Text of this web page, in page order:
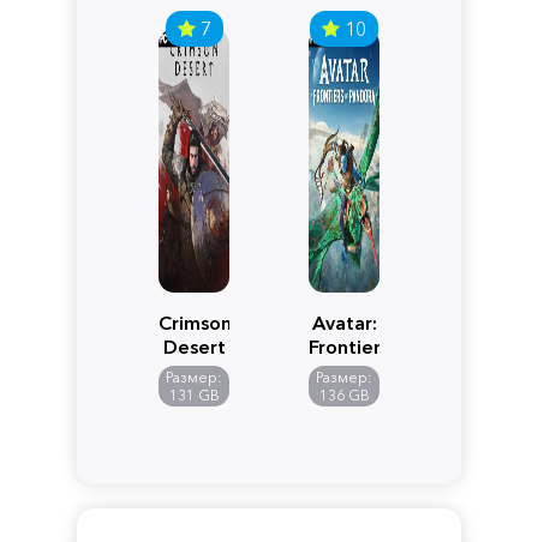
7
Crimson
Desert
Размер:
131 GB
10
Avatar:
Frontiers
of
Pandora
Размер:
136 GB